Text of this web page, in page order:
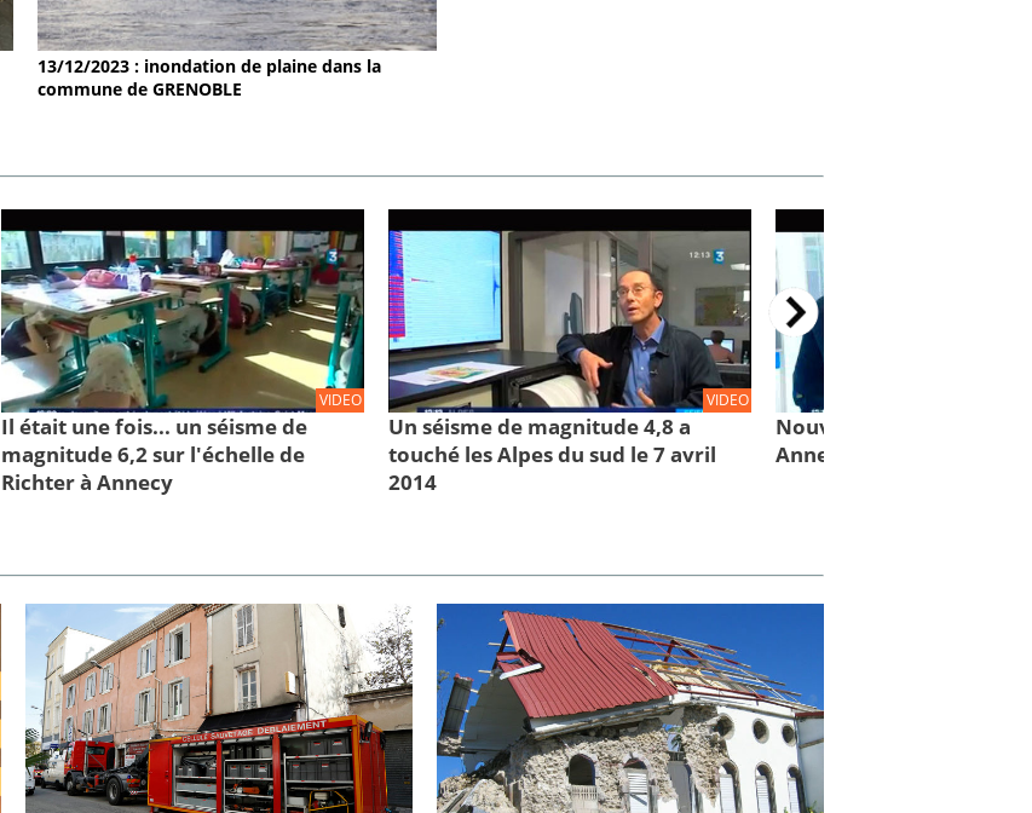
13/12/2023 : inondation de plaine dans la
commune de GRENOBLE
VIDEO
Il était une fois... un séisme de
magnitude 6,2 sur l'échelle de
Richter à Annecy
VIDEO
Un séisme de magnitude 4,8 a
touché les Alpes du sud le 7 avril
2014
Nouveau tremblement
Annecy